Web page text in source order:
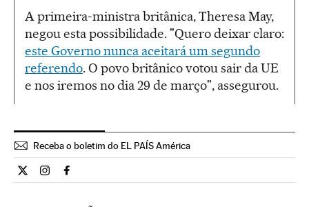
A primeira-ministra britânica, Theresa May,
negou esta possibilidade. "Quero deixar claro:
este Governo nunca aceitará um segundo
referendo. O povo britânico votou sair da UE
e nos iremos no dia 29 de março", assegurou.
Receba o boletim do EL PAÍS América
Internacional El País Brasil en Twitter
Internacional El País Brasil en Instagram
Internacional El País Brasil en Facebook